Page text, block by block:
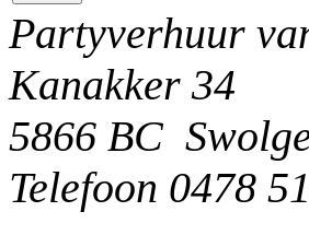
Partyverhuur
Kanakker 34
5866 BC
Telefoon 0478